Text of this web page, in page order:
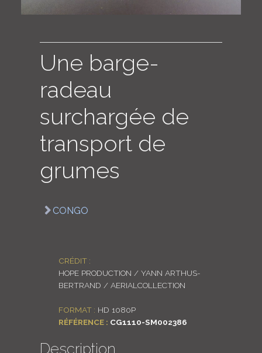
Une barge-
radeau
surchargée de
transport de
grumes
CONGO
CRÉDIT :
HOPE PRODUCTION / YANN ARTHUS-
BERTRAND / AERIALCOLLECTION
FORMAT : HD 1080P
RÉFÉRENCE : CG1110-SM002386
Description